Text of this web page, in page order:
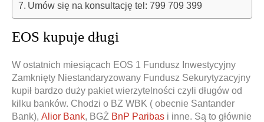
Umów się na konsultację tel: 799 709 399
EOS kupuje długi
W ostatnich miesiącach EOS 1 Fundusz Inwestycyjny
Zamknięty Niestandaryzowany Fundusz Sekurytyzacyjny
kupił bardzo duży pakiet wierzytelności czyli długów od
kilku banków. Chodzi o BZ WBK ( obecnie Santander
Bank), Alior Bank, BGŻ BnP Paribas i inne. Są to głównie